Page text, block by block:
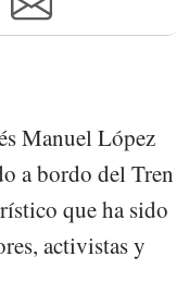
Manuel López
a bordo del Tren
que ha sido
activistas y